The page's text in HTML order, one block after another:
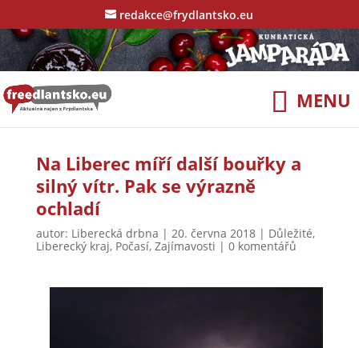
redakce@frydlantsko.eu
Na Liberec míří další bouřky a
silný vítr. Pak se výrazně
ochladí
autor: Liberecká drbna | 20. června 2018| Důležité,
Liberecký kraj, Počasí, Zajímavosti | 0 komentářů